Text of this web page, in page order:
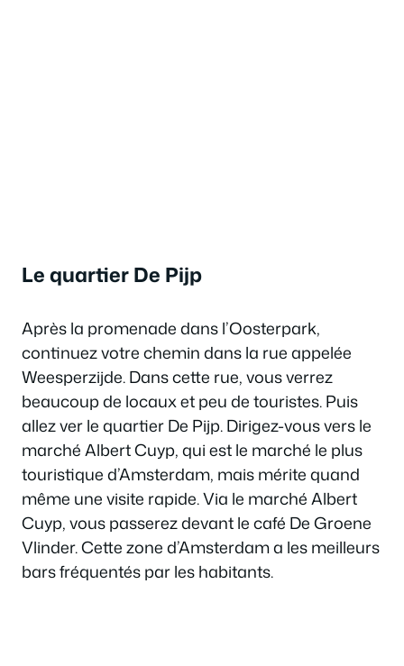
Le quartier De Pijp
Après la promenade dans l’Oosterpark,
continuez votre chemin dans la rue appelée
Weesperzijde. Dans cette rue, vous verrez
beaucoup de locaux et peu de touristes. Puis
allez ver le quartier De Pijp. Dirigez-vous vers le
marché Albert Cuyp, qui est le marché le plus
touristique d’Amsterdam, mais mérite quand
même une visite rapide. Via le marché Albert
Cuyp, vous passerez devant le café De Groene
Vlinder. Cette zone d’Amsterdam a les meilleurs
bars fréquentés par les habitants.